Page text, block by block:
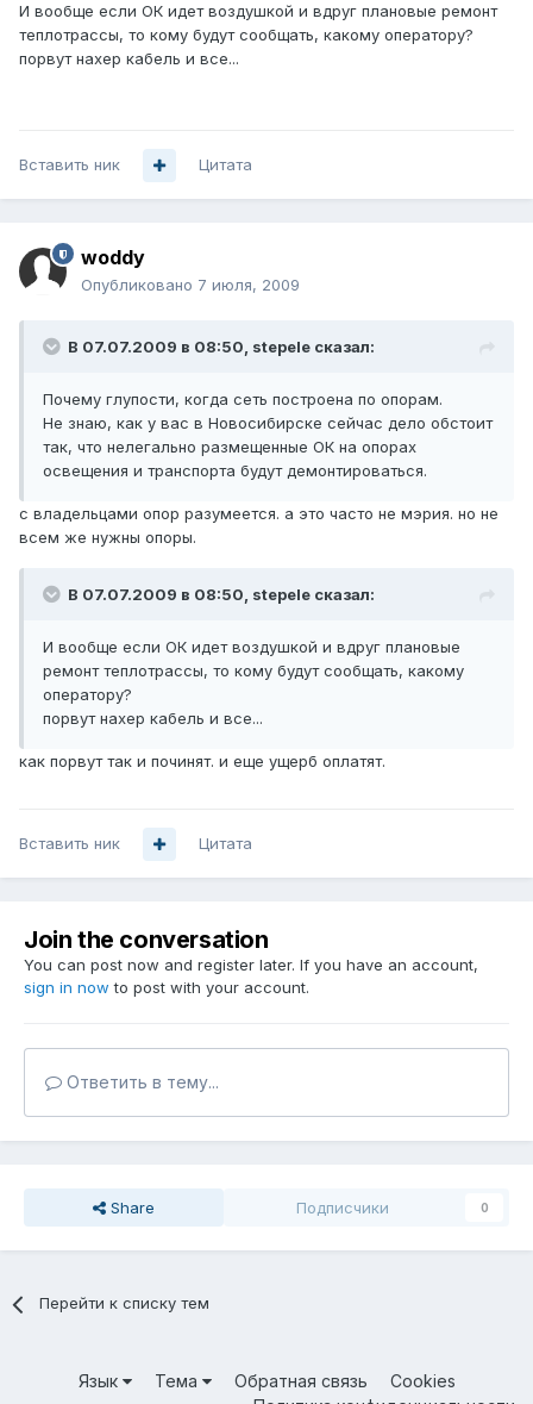
И вообще если ОК идет воздушкой и вдруг плановые ремонт
теплотрассы, то кому будут сообщать, какому оператору?
порвут нахер кабель и все...
Вставить ник Цитата
woddy
Опубликовано 7 июля, 2009
В 07.07.2009 в 08:50, stepele сказал:
Почему глупости, когда сеть построена по опорам.
Не знаю, как у вас в Новосибирске сейчас дело обстоит
так, что нелегально размещенные ОК на опорах
освещения и транспорта будут демонтироваться.
с владельцами опор разумеется. а это часто не мэрия. но не
всем же нужны опоры.
В 07.07.2009 в 08:50, stepele сказал:
И вообще если ОК идет воздушкой и вдруг плановые
ремонт теплотрассы, то кому будут сообщать, какому
оператору?
порвут нахер кабель и все...
как порвут так и починят. и еще ущерб оплатят.
Вставить ник Цитата
Join the conversation
You can post now and register later. If you have an account,
sign in now to post with your account.
Ответить в тему...
Share Подписчики 0
Перейти к списку тем
Язык Тема Обратная связь
Cookies